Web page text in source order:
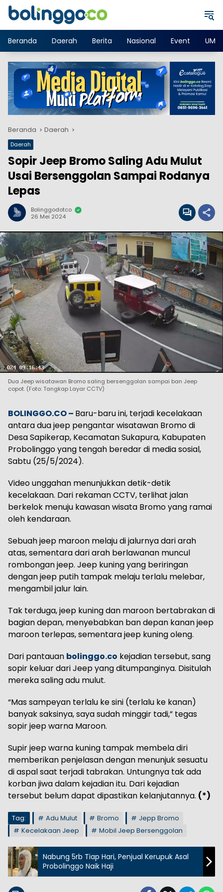
Langsung
Beranda
Daerah Berita Nasional Event
Beranda Daerah
Daerah
Sopir Jeep Bromo Saling Adu Mulut
Usai Bersenggolan Sampai Rodanya
Lepas
Bolinggodotco
26 Mei 2024
Dua Jeep wisatawan Bromo saling bersenggolan sampai ban Jeep
copot. (Foto: Tangkap Layar CCTV)
BOLINGGO.CO – Baru-baru ini, terjadi kecelakaan
antara dua jeep pengantar wisatawan Bromo di
Desa Sapikerap, Kecamatan Sukapura, Kabupaten
Probolinggo yang tengah beredar di media sosial,
Sabtu (25/5/2024).
Video unggahan menunjukkan detik-detik
kecelakaan. Dari rekaman CCTV, terlihat jalan
berkelok menuju kawasan wisata Bromo yang ramai
oleh kendaraan.
Sebuah jeep maroon melaju di jalurnya dari arah
atas, sementara dari arah berlawanan muncul
rombongan jeep. Jeep kuning yang beriringan
dengan jeep putih tampak melaju terlalu melebar,
mengambil jalur lain.
Tak terduga, jeep kuning dan maroon bertabrakan di
bagian depan, menyebabkan ban depan kanan jeep
maroon terlepas, sementara jeep kuning oleng.
Dari pantauan bolinggo.co kejadian tersebut, sang
sopir keluar dari Jeep yang ditumpanginya. Disitulah
mereka saling adu mulut.
“Mas sampeyan terlalu ke sini (terlalu ke kanan)
banyak saksinya, saya sudah minggir tadi,” tegas
sopir jeep warna Maroon.
Supir jeep warna kuning tampak membela diri
memberikan penjelasan dengan menunjuk sesuatu
di aspal saat terjadi tabrakan. Untungnya tak ada
korban jiwa dalam kejadian itu. Dari kejadian
tersebut belum dapat dipastikan kelanjutannya. (*)
Tag: Adu Mulut Bromo
Jepp Bromo
Kecelakaan Jeep
Mobil Jeep Bersenggolan
Nabung 5rb Tiap Hari, Penjual Kerupuk Asal
Probolinggo Naik Haji